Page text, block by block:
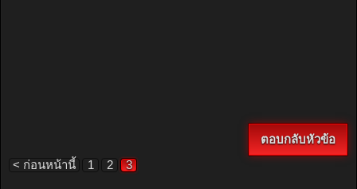
ตอบกลับหัวข้อ
< ก่อนหน้านี้
1 2 3